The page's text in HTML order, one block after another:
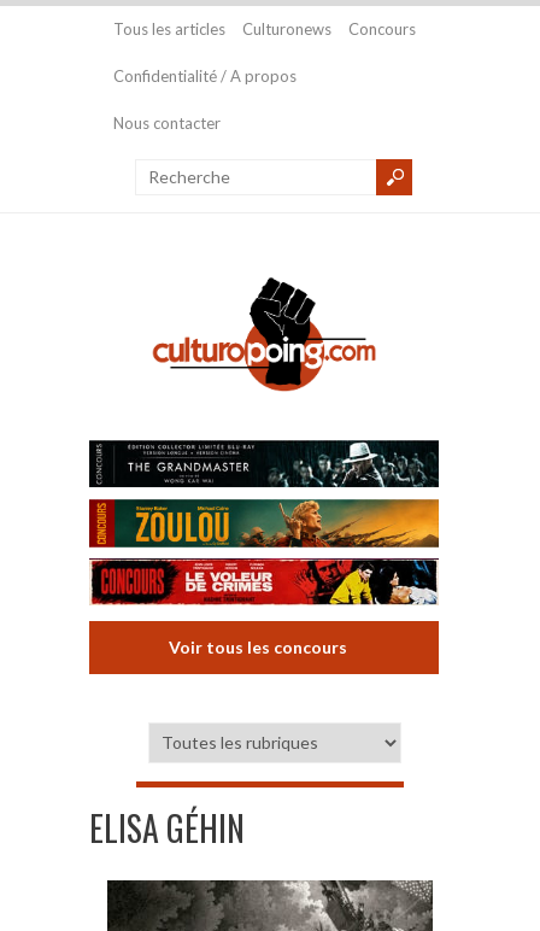
Tous les articles Culturonews Concours
Confidentialité / A propos
Nous contacter
Voir tous les concours
ELISA GÉHIN